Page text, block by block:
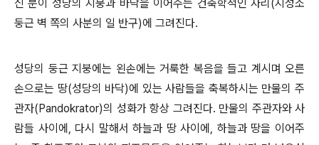
신 분이 성당의 지붕과 바닥을 이어주는 건축학적인 자리(지성소
둥근 벽 쪽의 사분의 일 반구)에 그려진다.
성당의 둥근 지붕에는 왼손에는 거룩한 복음을 들고 계시며 오른
손으로는 땅(성당의 바닥)에 있는 사람들을 축복하시는 만물의 주
관자(Pandokrator)의 성화가 항상 그려진다. 만물의 주관자와 사
람들 사이에, 다시 말해서 하늘과 땅 사이에, 하늘과 땅을 이어주